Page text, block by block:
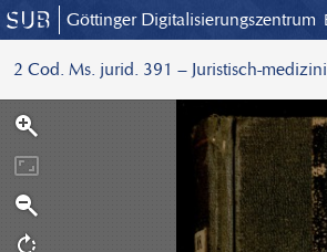
Göttinger Digitalisierungszentrum
2 Cod. Ms. jurid. 391 – Juristisch-